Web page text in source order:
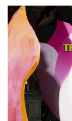
những làn điệu cải
hòa quyện trong
biệt, chương trình
phương Nam, góp
cảm xúc.